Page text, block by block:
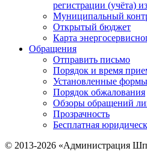
регистрации (учёта)
Муниципальный
Открытый бюджет
Карта
Обращения
Отправить письмо
Порядок и время
Установленные
Порядок обжалования
Обзоры обращений
Прозрачность
Бесплатная
© 2013-2026 «Администрация